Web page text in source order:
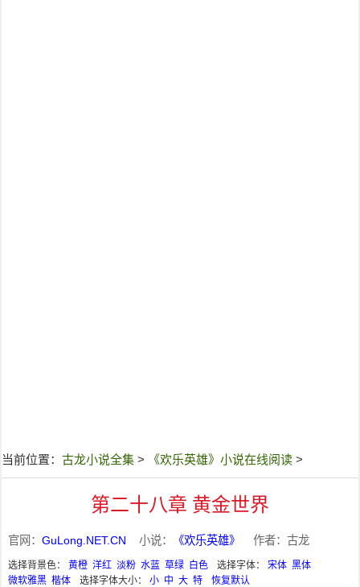
当前位置： 古龙小说全集 > 《欢乐英雄》小说在线阅读 >
第二十八章 黄金世界
官网： GuLong.NET.CN 小说： 《欢乐英雄》 作者：古龙
选择背景色： 黄橙 洋红 淡粉 水蓝 草绿 白色 选择字体： 宋体 黑体
微软雅黑 楷体 选择字体大小： 小 中 大 特 恢复默认